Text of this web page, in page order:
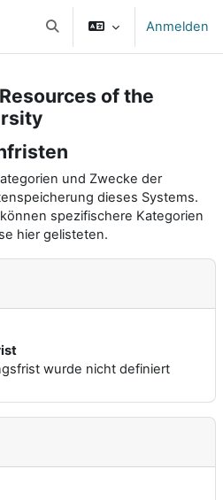
Sucheingabe umschalten
Anmelden
of the
und Zwecke der
dieses Systems.
spezifischere Kategorien
hier gelisteten.
wurde nicht definiert